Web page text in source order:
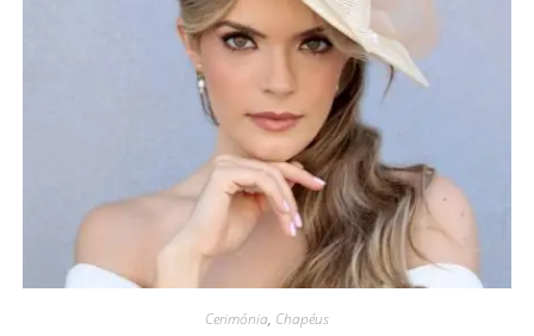
Cerimónia, Chapéus